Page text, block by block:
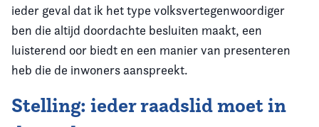
ieder geval dat ik het type volksvertegenwoordiger
ben die altijd doordachte besluiten maakt, een
luisterend oor biedt en een manier van presenteren
heb die de inwoners aanspreekt.
Stelling: ieder raadslid moet in